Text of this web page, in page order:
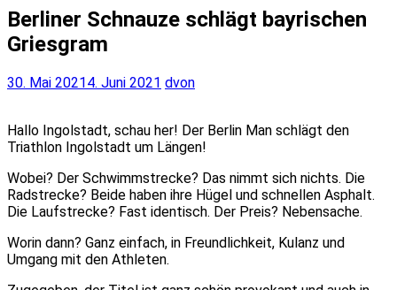
Berliner Schnauze schlägt bayrischen
Griesgram
30. Mai 20214. Juni 2021 dvon
Hallo Ingolstadt, schau her! Der Berlin Man schlägt den
Triathlon Ingolstadt um Längen!
Wobei? Der Schwimmstrecke? Das nimmt sich nichts. Die
Radstrecke? Beide haben ihre Hügel und schnellen Asphalt.
Die Laufstrecke? Fast identisch. Der Preis? Nebensache.
Worin dann? Ganz einfach, in Freundlichkeit, Kulanz und
Umgang mit den Athleten.